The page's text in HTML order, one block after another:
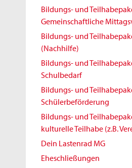
Bildungs- und
Gemeinschaftliche
Bildungs- und
(Nachhilfe)
Bildungs- und
Schulbedarf
Bildungs- und
Schülerbeförderung
Bildungs- und
kulturelle Teilhabe (z.B.
Dein Lastenrad MG
Eheschließungen